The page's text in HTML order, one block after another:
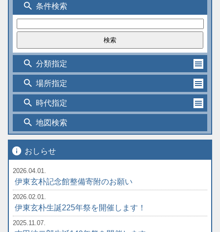
search 条件検索
search 分類指定
search 場所指定
search 時代指定
search 地図検索
info おしらせ
2026.04.01.
伊東玄朴記念館整備寄附のお願い
2026.02.01.
伊東玄朴生誕225年祭を開催します！
2025.11.07.